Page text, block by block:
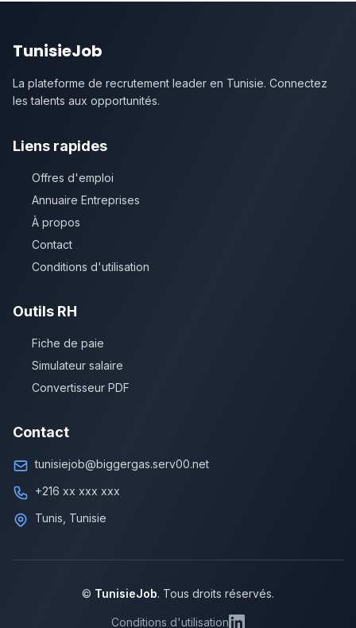
TunisieJob
La plateforme de recrutement leader en Tunisie. Connectez
les talents aux opportunités.
Liens rapides
Offres d'emploi
Annuaire Entreprises
À propos
Contact
Conditions d'utilisation
Outils RH
Fiche de paie
Simulateur salaire
Convertisseur PDF
Contact
tunisiejob@biggergas.serv00.net
+216 xx xxx xxx
Tunis, Tunisie
© TunisieJob. Tous droits réservés.
Conditions d'utilisation